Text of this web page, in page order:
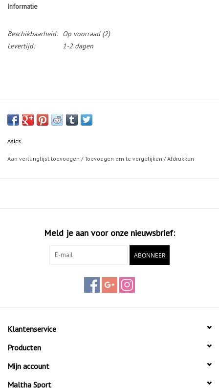
Informatie
Beschikbaarheid: Op voorraad(2)
Levertijd:
1-2 dagen
Asics
Aan verlanglijst toevoegen /Toevoegen om te vergelijken /Afdrukken
Meld je aan voor onze nieuwsbrief:
ABONNEER
Klantenservice
Producten
Mijn account
Maltha Sport